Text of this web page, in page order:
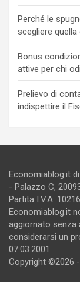
Perché le
scegliere quella
Bonus
attive per chi
Prelievo di
indispettire il
Economiablog.it
- Palazzo C,
Partita I.V.A.
Economiablog.it
aggiornato senza
considerarsi un
07.03.2001
Copyright ©2026